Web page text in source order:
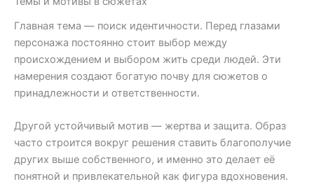
Главная тема — поиск идентичности. Перед глазами
персонажа постоянно стоит выбор между
происхождением и выбором жить среди людей. Эти
намерения создают богатую почву для сюжетов о
принадлежности и ответственности.
Другой устойчивый мотив — жертва и защита. Образ
часто строится вокруг решения ставить благополучие
других выше собственного, и именно это делает её
понятной и привлекательной как фигура вдохновения.